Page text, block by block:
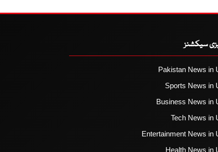
سیکشنز
Pakistan News in
Sports News in
Business News in
Tech News in
Entertainment News in
Health News in